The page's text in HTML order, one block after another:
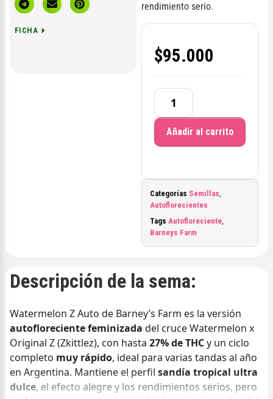
FICHA
rendimiento serio.
$95.000
Añadir al carrito
Categorías Semillas
Autoflorecientes
Tags Autofloreciente
Barneys Farm
Descripción de la sema:
Watermelon Z Auto de Barney’s Farm es la versión
autofloreciente feminizada del cruce Watermelon x
Original Z (Zkittlez), con hasta 27% de THCy un ciclo
completo muy rápido, ideal para varias tandas al año
en Argentina. Mantiene el perfil sandía tropical ultra
dulce, el efecto alegre y los rendimientos serios, pero